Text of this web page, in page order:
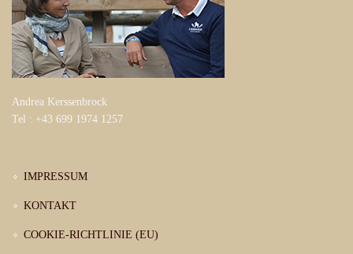
Andrea Kerssenbrock
Tel : +43 699 1974 1257
IMPRESSUM
KONTAKT
COOKIE-RICHTLINIE (EU)